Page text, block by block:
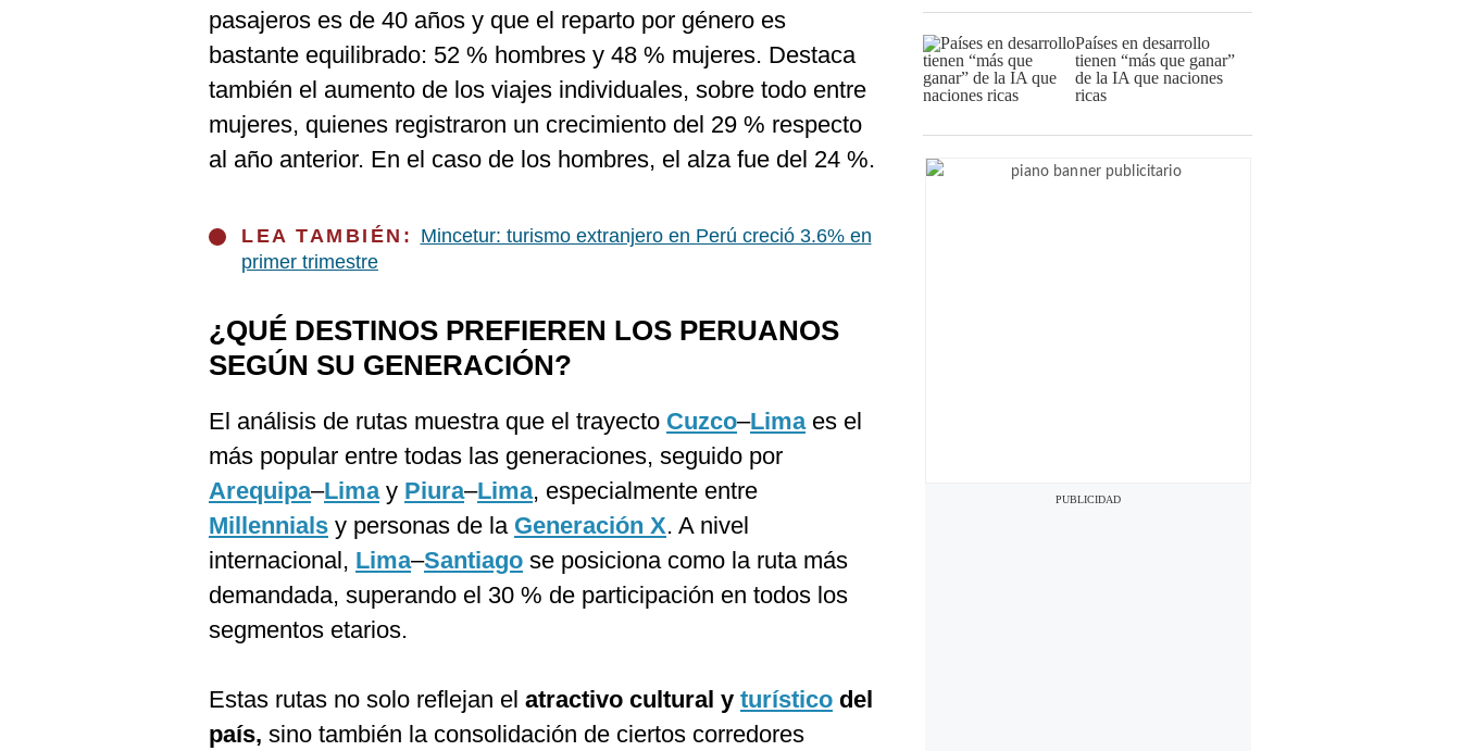
pasajeros es de 40 años y que el reparto por género es
bastante equilibrado: 52 % hombres y 48 % mujeres. Destaca
también el aumento de los viajes individuales, sobre todo entre
mujeres, quienes registraron un crecimiento del 29 % respecto
al año anterior. En el caso de los hombres, el alza fue del 24 %.
LEA TAMBIÉN: Mincetur: turismo extranjero en Perú creció 3.6% en
primer trimestre
¿QUÉ DESTINOS PREFIEREN LOS PERUANOS
SEGÚN SU GENERACIÓN?
El análisis de rutas muestra que el trayecto Cuzco–Limaes el
más popular entre todas las generaciones, seguido por
Arequipa–Limay Piura–Lima, especialmente entre
Millennials y personas de la Generación X. A nivel
internacional, Lima–Santiago se posiciona como la ruta más
demandada, superando el 30 % de participación en todos los
segmentos etarios.
Estas rutas no solo reflejan el atractivo cultural y turístico del
país, sino también la consolidación de ciertos corredores
Países en desarrollo
tienen “más que ganar”
de la IA que naciones
ricas